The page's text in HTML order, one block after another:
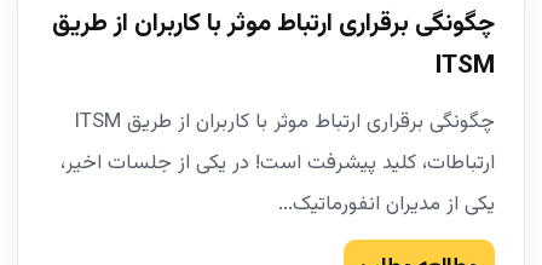
چگونگی برقراری ارتباط موثر با کاربران از طریق
ITSM
چگونگی برقراری ارتباط موثر با کاربران از طریق ITSM
ارتباطات، کلید پیشرفت است! در یکی از جلسات اخیر،
یکی از مدیران انفورماتیک...